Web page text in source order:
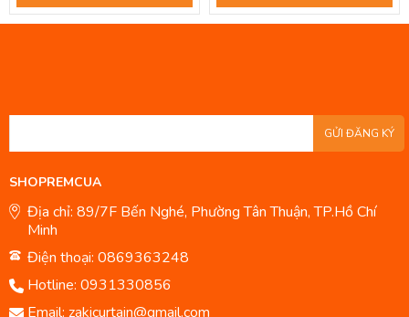
GỬI ĐĂNG KÝ
SHOPREMCUA
Địa chỉ: 89/7F Bến Nghé, Phường Tân Thuận, TP.Hồ Chí
Minh
Điện thoại: 0869363248
Hotline: 0931330856
Email: zakicurtain@gmail.com